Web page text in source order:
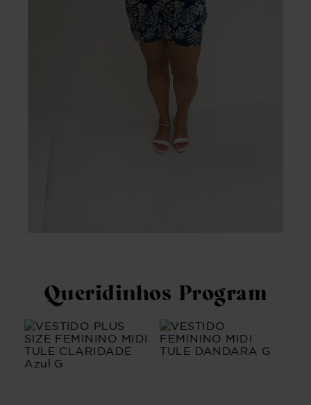
Queridinhos Program